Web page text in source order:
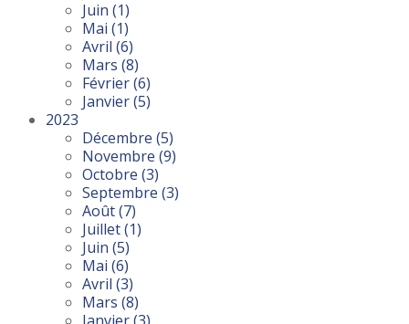
Juin (1)
Mai (1)
Avril (6)
Mars (8)
Février(6)
Janvier(5)
2023
Décembre (5)
Novembre (9)
Octobre (3)
Septembre (3)
Août(7)
Juillet(1)
Juin (5)
Mai (6)
Avril (3)
Mars (8)